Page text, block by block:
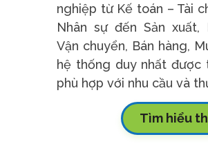
nghiệp từ Kế toán – Tài
Nhân sự đến Sản xuất,
Vận chuyển, Bán hàng,
hệ thống duy nhất được
phù hợp với nhu cầu và
Tìm hiểu